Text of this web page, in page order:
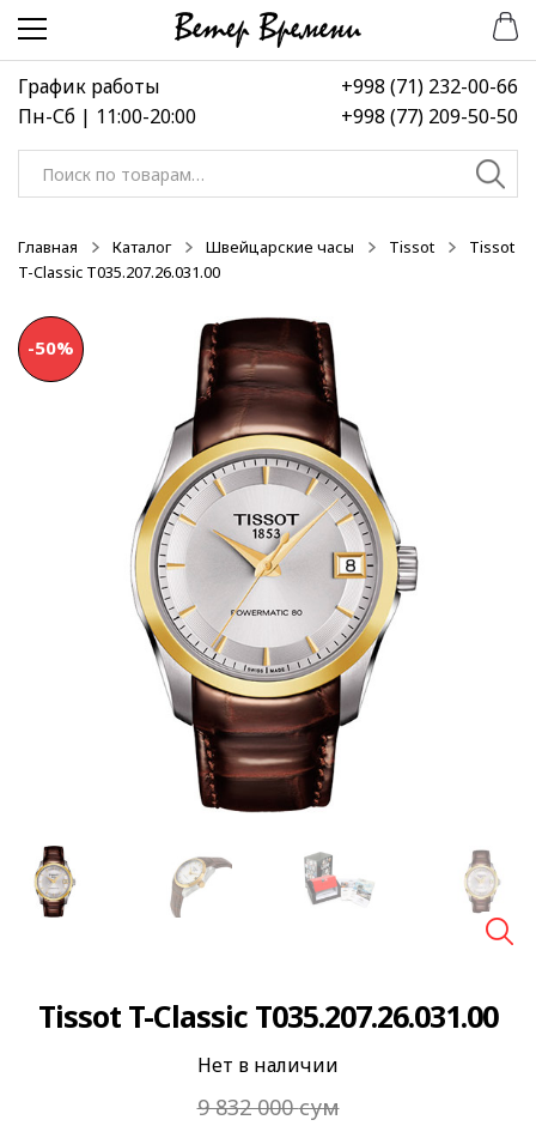
Перейти
навигации
Перейти
содержимому
График работы
Пн-Сб | 11:00-20:00
+998 (71) 232-00-66
+998 (77) 209-50-50
Искать:
Главная Каталог Швейцарские часы Tissot
Tissot
T-Classic T035.207.26.031.00
-50%
Tissot T-Classic T035.207.26.031.00
Нет в наличии
9 832 000сум
-40%
-40%